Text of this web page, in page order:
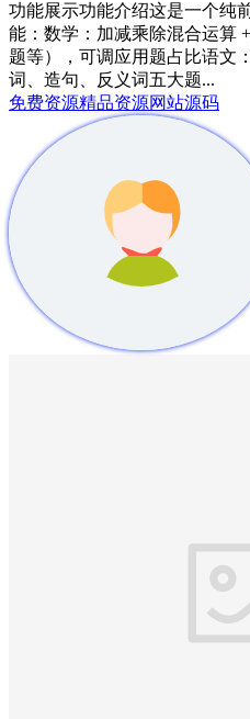
功能展示功能介绍这是一个纯
能：数学：加减乘除混合运算
题等），可调应用题占比语文
词、造句、反义词五大题...
免费资源精品资源网站源码